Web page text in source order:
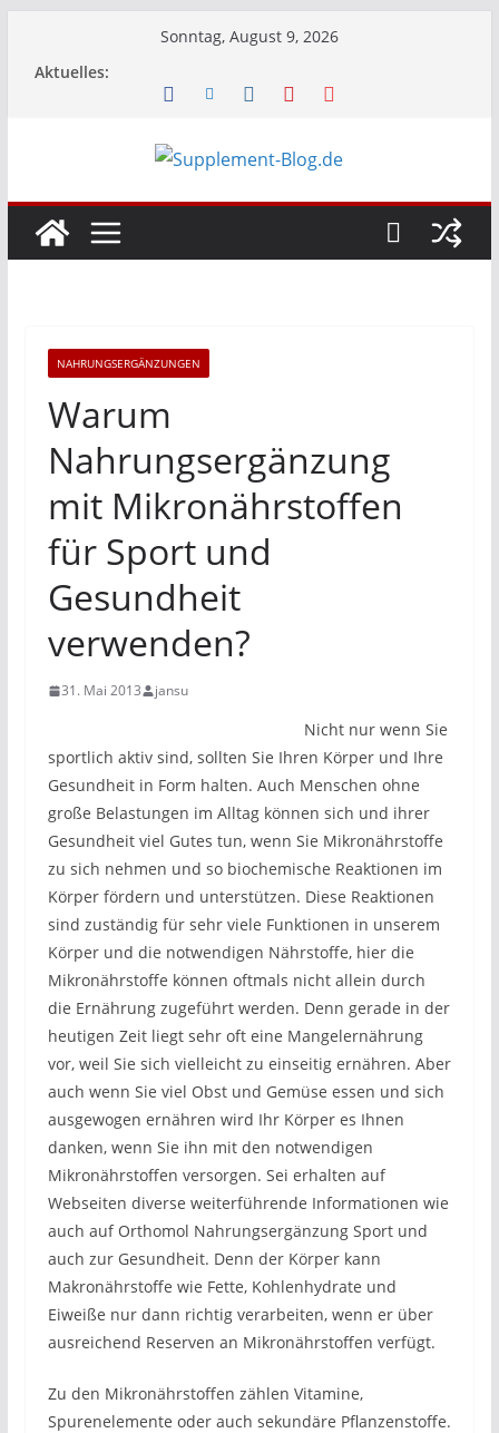
Sonntag, August 9, 2026
Aktuelles:
NAHRUNGSERGÄNZUNGEN
Warum
Nahrungsergänzung
mit Mikronährstoffen
für Sport und
Gesundheit
verwenden?
31. Mai 2013 jansu
Nicht nur wenn Sie
sportlich aktiv sind, sollten Sie Ihren Körper und Ihre
Gesundheit in Form halten. Auch Menschen ohne
große Belastungen im Alltag können sich und ihrer
Gesundheit viel Gutes tun, wenn Sie Mikronährstoffe
zu sich nehmen und so biochemische Reaktionen im
Körper fördern und unterstützen. Diese Reaktionen
sind zuständig für sehr viele Funktionen in unserem
Körper und die notwendigen Nährstoffe, hier die
Mikronährstoffe können oftmals nicht allein durch
die Ernährung zugeführt werden. Denn gerade in der
heutigen Zeit liegt sehr oft eine Mangelernährung
vor, weil Sie sich vielleicht zu einseitig ernähren. Aber
auch wenn Sie viel Obst und Gemüse essen und sich
ausgewogen ernähren wird Ihr Körper es Ihnen
danken, wenn Sie ihn mit den notwendigen
Mikronährstoffen versorgen. Sei erhalten auf
Webseiten diverse weiterführende Informationen wie
auch auf Orthomol Nahrungsergänzung Sport und
auch zur Gesundheit. Denn der Körper kann
Makronährstoffe wie Fette, Kohlenhydrate und
Eiweiße nur dann richtig verarbeiten, wenn er über
ausreichend Reserven an Mikronährstoffen verfügt.
Zu den Mikronährstoffen zählen Vitamine,
Spurenelemente oder auch sekundäre Pflanzenstoffe.